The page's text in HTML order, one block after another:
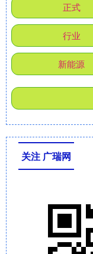
正式
行业
新能源
关注 广瑞网